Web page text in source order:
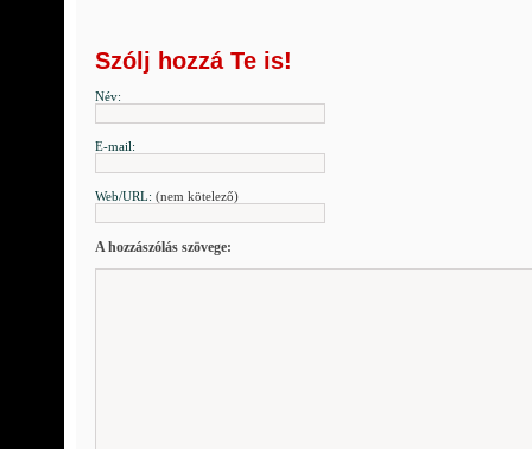
Szólj hozzá Te is!
Név:
E-mail:
Web/URL: (nem kötelező)
A hozzászólás szövege: